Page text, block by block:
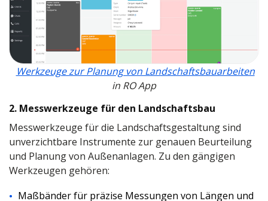
Werkzeuge zur Planung von Landschaftsbauarbeiten
in RO App
2. Messwerkzeuge für den Landschaftsbau
Messwerkzeuge für die Landschaftsgestaltung sind
unverzichtbare Instrumente zur genauen Beurteilung
und Planung von Außenanlagen. Zu den gängigen
Werkzeugen gehören:
Maßbänder für präzise Messungen von Längen und